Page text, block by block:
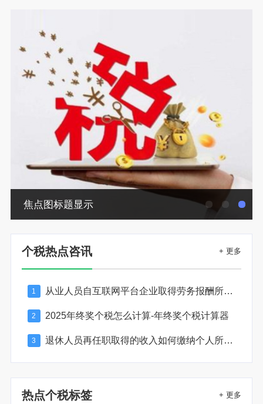
焦点图标题显示
个税热点咨讯 + 更多
1 从业人员自互联网平台企业取得劳务报酬所得的个人所得税预扣预缴计算方法
2 2025年终奖个税怎么计算-年终奖个税计算器
3 退休人员再任职取得的收入如何缴纳个人所得税
热点个税标签 + 更多